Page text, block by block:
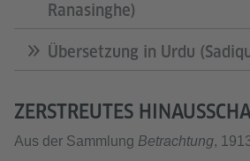
Ranasinghe)
Übersetzung in Urdu
ZERSTREUTES
Aus der Sammlung Betrachtung,